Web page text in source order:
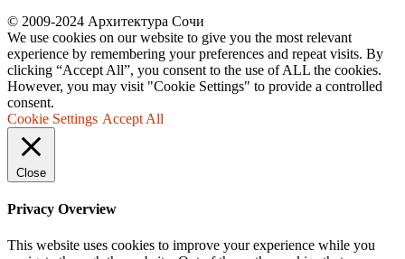
© 2009-2024 Архитектура Сочи
We use cookies on our website to give you the most relevant
experience by remembering your preferences and repeat visits. By
clicking “Accept All”, you consent to the use of ALL the cookies.
However, you may visit "Cookie Settings" to provide a controlled
consent.
Cookie Settings Accept All
Close
Privacy Overview
This website uses cookies to improve your experience while you